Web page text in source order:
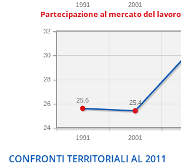
1991 2001
Partecipazione al mercato del
1991 2001
24
26
28
30
32
25.4
25.6
CONFRONTI TERRITORIALI AL 2011